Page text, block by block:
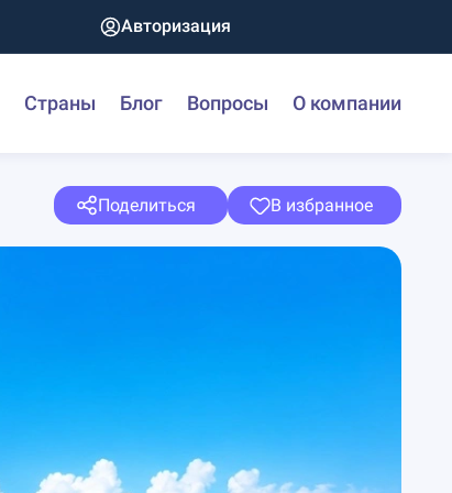
Авторизация
Страны Блог Вопросы О компании
Поделиться В избранное